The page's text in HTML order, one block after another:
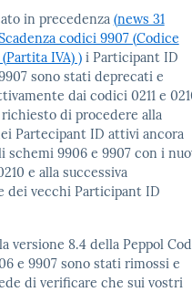
in precedenza (news 31
codici 9907 (Codice
IVA) )i Participant ID
sono stati deprecati e
dai codici 0211 e
di procedere alla
Partecipant ID attivi ancora
schemi 9906 e 9907 con i
e alla successiva
dei vecchi Participant ID
versione 8.4 della Peppol
e 9907 sono stati rimossi e
di verificare che sui vostri